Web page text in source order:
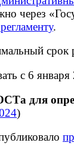
через
.
с 6
для
)